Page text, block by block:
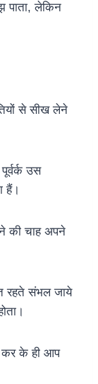
पाता, लेकिन
से सीख लेने
उस
हैं।
की चाह अपने
रहते संभल जाये
कर के ही आप